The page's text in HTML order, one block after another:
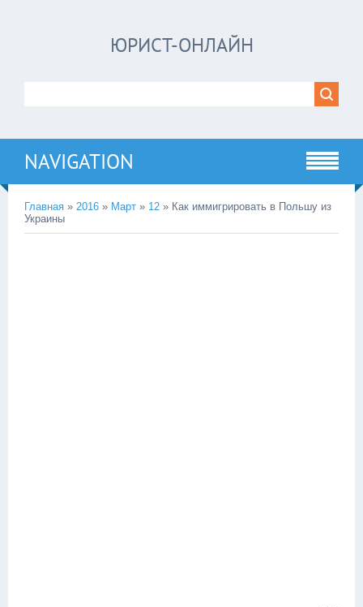
ЮРИСТ-ОНЛАЙН
NAVIGATION
Главная » 2016 » Март » 12 » Как иммигрировать в Польшу из
Украины